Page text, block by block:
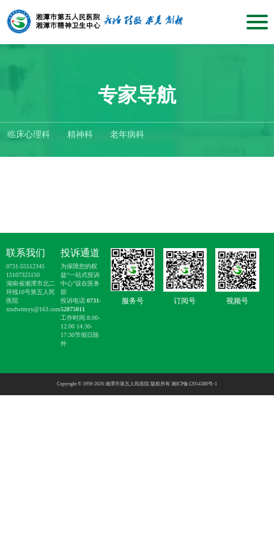
专家导航
临床心理科 精神科 老年病科
联系我们
0731-55512345
15107325150
湖南省湘潭市北二
环线10号第五人民
医院
xtsdwrmyy@163.com
投诉通道
为保障您的权
益“一站式投诉
中心”设在医务
部
投诉电话:0731-
52875011
工作时间:8:00-
12:00 14:30-
17:30节假日除
外
服务号 订阅号 视频号
Copyright © 1959-2026 湘潭市第五人民医院 版权所有 湘ICP备12014380号-1